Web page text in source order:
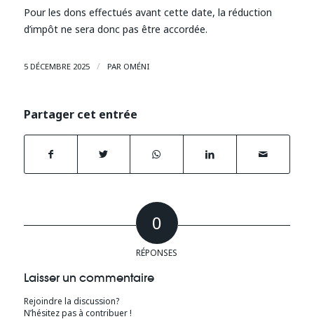
Pour les dons effectués avant cette date, la réduction
d’impôt ne sera donc pas être accordée.
5 DÉCEMBRE 2025 / PAR OMÉNI
Partager cet entrée
0
RÉPONSES
Laisser un commentaire
Rejoindre la discussion?
N’hésitez pas à contribuer !